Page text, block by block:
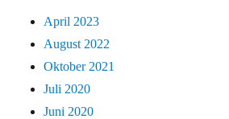
April 2023
August 2022
Oktober 2021
Juli 2020
Juni 2020